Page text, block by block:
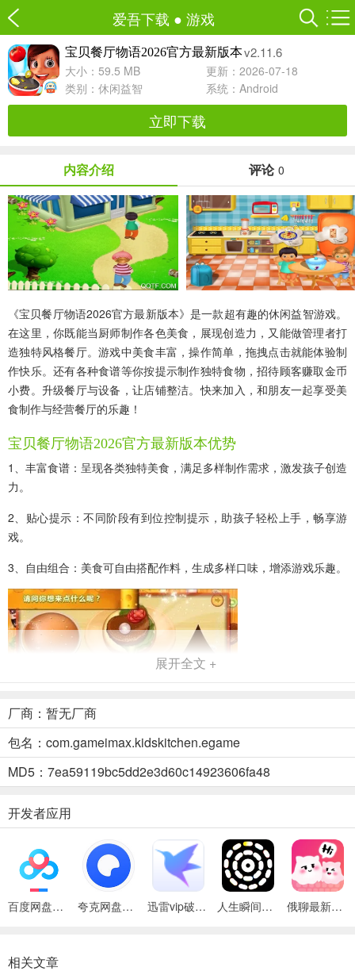
爱吾下载 ● 游戏
宝贝餐厅物语2026官方最新版本v2.11.6
大小：59.5 MB
更新：2026-07-18
类别： 休闲益智 系统：Android
立即下载
内容介绍 评论 0
《宝贝餐厅物语2026官方最新版本》是一款超有趣的休闲益智游戏。
在这里，你既能当厨师制作各色美食，展现创造力，又能做管理者打
造独特风格餐厅。游戏中美食丰富，操作简单，拖拽点击就能体验制
作快乐。还有各种食谱等你按提示制作独特食物，招待顾客赚取金币
小费。升级餐厅与设备，让店铺整洁。快来加入，和朋友一起享受美
食制作与经营餐厅的乐趣！
宝贝餐厅物语2026官方最新版本优势
1、丰富食谱：呈现各类独特美食，满足多样制作需求，激发孩子创造
力。
2、贴心提示：不同阶段有到位控制提示，助孩子轻松上手，畅享游
戏。
3、自由组合：美食可自由搭配作料，生成多样口味，增添游戏乐趣。
宝贝餐厅物语2026官方最新版本功能
1、拥有丰富食谱，能制作各类独特食物，如汉堡、炸鸡、蛋糕等，满
足多样口味需求。
2、不同阶段有贴心游戏控制提示，助你轻松上手，享受制作美食与经
3、可自由组合作料，创造不同口味美食，充分发挥创造力，体验独特
烹饪过程。
展开全文 +
厂商：暂无厂商
包名：com.gameimax.kidskitchen.egame
MD5：7ea59119bc5dd2e3d60c14923606fa48
开发者应用
百度网盘绿色免安装Pc电脑版 夸克网盘官方正式版 迅雷vip破解版永久会员2024版 人生瞬间最新手机版 俄聊最新手机版
相关文章